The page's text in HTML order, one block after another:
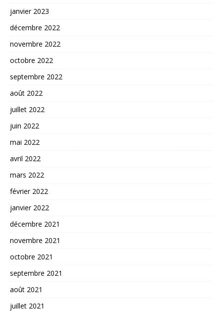
janvier 2023
décembre 2022
novembre 2022
octobre 2022
septembre 2022
août 2022
juillet 2022
juin 2022
mai 2022
avril 2022
mars 2022
février 2022
janvier 2022
décembre 2021
novembre 2021
octobre 2021
septembre 2021
août 2021
juillet 2021